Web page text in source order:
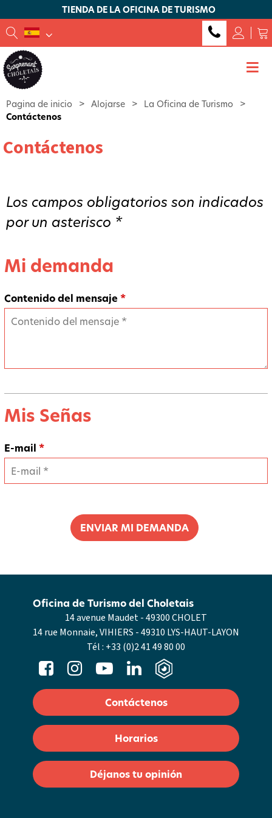
TIENDA DE LA OFICINA DE TURISMO
Pagina de inicio > Alojarse > La Oficina de Turismo
>
Contáctenos
Contáctenos
Los campos obligatorios son indicados
por un asterisco *
Mi demanda
Contenido del mensaje*
Mis Señas
E-mail *
14 avenue Maudet - 49300 CHOLET
14 rue Monnaie, VIHIERS - 49310 LYS-HAUT-LAYON
Tél : +33 (0)2 41 49 80 00
Oficina de Turismo del Choletais
Contáctenos
Horarios
Déjanos tu opinión